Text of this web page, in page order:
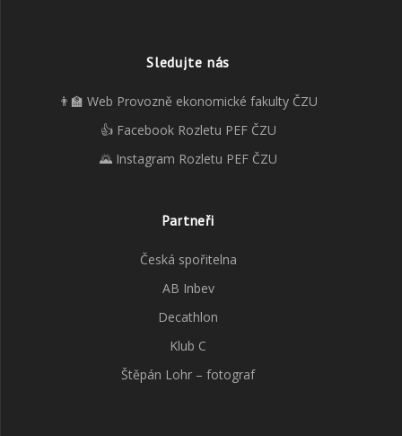
Sledujte nás
👨‍🏫 Web Provozně ekonomické fakulty ČZU
👍 Facebook Rozletu PEF ČZU
🌄 Instagram Rozletu PEF ČZU
Partneři
Česká spořitelna
AB Inbev
Decathlon
Klub C
Štěpán Lohr – fotograf